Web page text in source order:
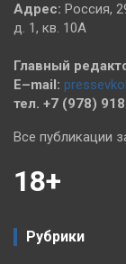
Адрес: Россия,
д. 1, кв. 10А
Главный
E–mail:
тел. +7 (978)
Все публикации
18+
Рубрики